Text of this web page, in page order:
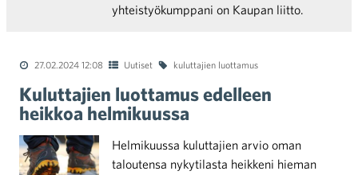
yhteistyökumppani on Kaupan liitto.
27.02.2024 12:08 Uutiset kuluttajien luottamus
Kuluttajien luottamus edelleen
heikkoa helmikuussa
Helmikuussa kuluttajien arvio oman
taloutensa nykytilasta heikkeni hieman